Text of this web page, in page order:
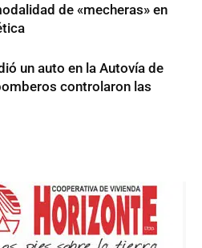
de «mecheras» en
un auto en la Autovía de
controlaron las